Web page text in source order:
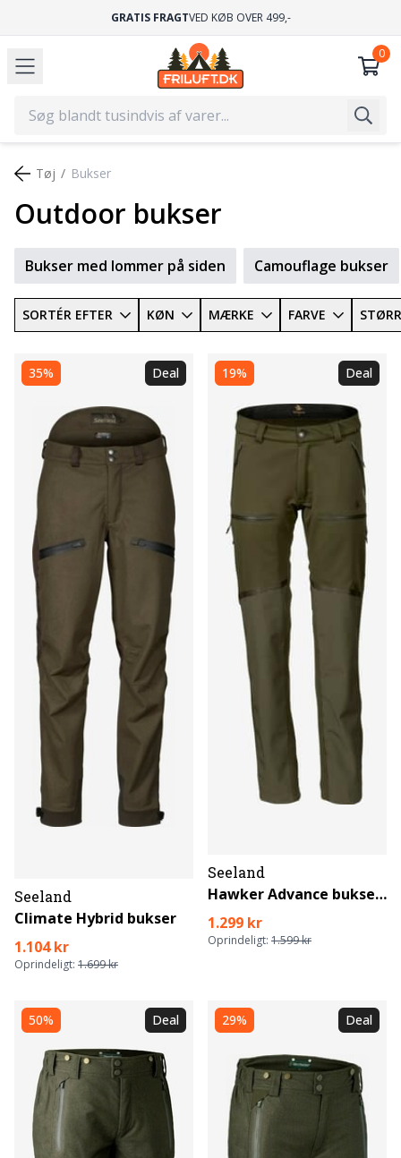
GRATIS FRAGTVED KØB OVER 499,-
Bukser med lommer på siden Camouflage bukser
Tøj Bukser
Outdoor bukser
SORTÉR EFTER KØN MÆRKE FARVE
35% Deal
Seeland
Climate Hybrid bukser
1.104 kr
Oprindeligt: 1.699 kr
19% Deal
Seeland
Hawker Advance bukser Women
1.299 kr
Oprindeligt: 1.599 kr
50% Deal 29% Deal